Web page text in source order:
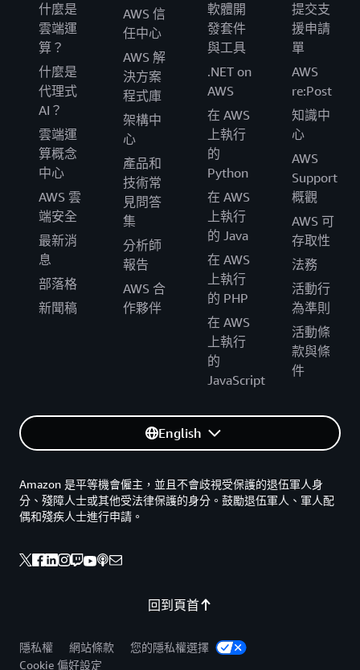
什麼是
雲端運
算？
什麼是
代理式
AI？
雲端運
算概念
中心
AWS 雲
端安全
最新消
息
部落格
新聞稿
AWS 信
任中心
AWS 解
決方案
程式庫
架構中
心
產品和
技術常
見問答
集
分析師
報告
AWS 合
作夥伴
軟體開
發套件
與工具
.NET on
AWS
在 AWS
上執行
的
Python
在 AWS
上執行
的 Java
在 AWS
上執行
的 PHP
在 AWS
上執行
的
JavaScript
提交支
援申請
單
AWS
re:Post
知識中
心
AWS
Support
概觀
AWS 可
存取性
法務
活動行
為準則
活動條
款與條
件
English
回到頁首
Amazon 是平等機會僱主，並且不會歧視受保護的退伍軍人身
分、殘障人士或其他受法律保護的身分。鼓勵退伍軍人、軍人配
偶和殘疾人士進行申請。
隱私權 網站條款
您的隱私權選擇
Cookie 偏好設定